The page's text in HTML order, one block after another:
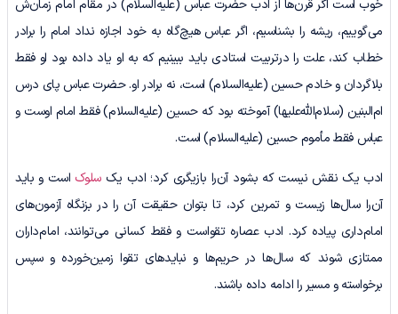
خوب است اگر قرن‌ها از ادب حضرت عباس (علیه‌السلام) در مقام امام زمان‌ش
می‌گوییم، ریشه را بشناسیم، اگر عباس هیچ‌گاه به خود اجازه نداد امام را برادر
خطاب کند، علت را درتربیت استادی باید ببینیم که به او یاد داده بود او فقط
بلاگردان و خادم حسین (علیه‌السلام) است، نه برادر او. حضرت عباس پای درس
ام‌البنین (سلام‌الله‌علیها) آموخته بود که حسین (علیه‌السلام) فقط امام اوست و
عباس فقط مأموم حسین (علیه‌السلام) است.
ادب یک نقش نیست که بشود آن‌را بازیگری کرد؛ ادب یکسلوک است و باید
آن‌را سال‌ها زیست و تمرین کرد، تا بتوان حقیقت آن‌ را در بزنگاه آزمون‌های
امام‌داری پیاده کرد. ادب عصاره تقواست و فقط کسانی می‌توانند، امام‌داران
ممتازی شوند که سال‌ها در حریم‌ها و نبایدهای تقوا زمین‌خورده و سپس
برخواسته و مسیر را ادامه داده باشند.